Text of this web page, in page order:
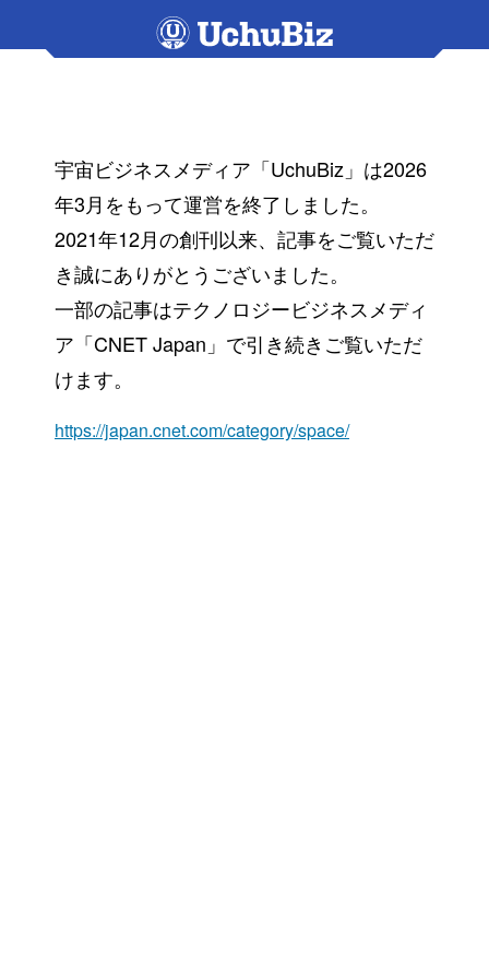
宇宙ビジネスメディア「UchuBiz」は2026
年3月をもって運営を終了しました。
2021年12月の創刊以来、記事をご覧いただ
き誠にありがとうございました。
一部の記事はテクノロジービジネスメディ
ア「CNET Japan」で引き続きご覧いただ
けます。
https://japan.cnet.com/category/space/